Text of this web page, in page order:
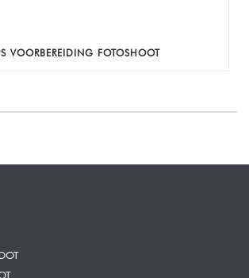
VOORBEREIDING FOTOSHOOT